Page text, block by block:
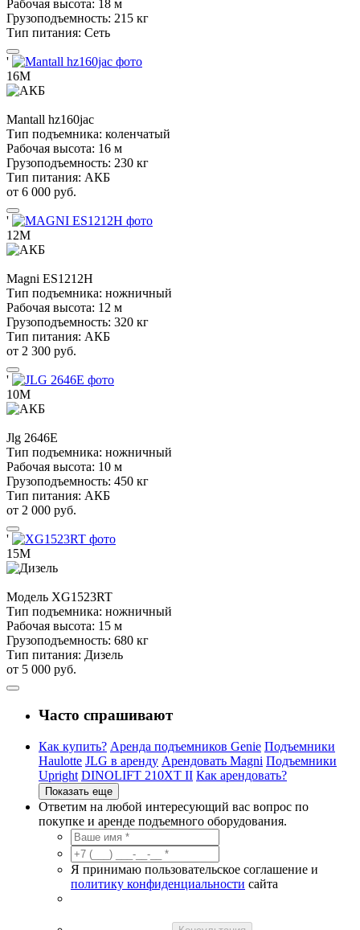
Рабочая высота: 18 м
Грузоподъемность: 215 кг
Тип питания: Сеть
'
16М
Mantall hz160jac
Тип подъемника: коленчатый
Рабочая высота: 16 м
Грузоподъемность: 230 кг
Тип питания: АКБ
от 6 000 руб.
'
12М
Magni ES1212H
Тип подъемника: ножничный
Рабочая высота: 12 м
Грузоподъемность: 320 кг
Тип питания: АКБ
от 2 300 руб.
'
10М
Jlg 2646E
Тип подъемника: ножничный
Рабочая высота: 10 м
Грузоподъемность: 450 кг
Тип питания: АКБ
от 2 000 руб.
'
15М
Модель XG1523RT
Тип подъемника: ножничный
Рабочая высота: 15 м
Грузоподъемность: 680 кг
Тип питания: Дизель
от 5 000 руб.
Часто спрашивают
Как купить? Аренда подъемников Genie Подъемники
Haulotte JLG в аренду Арендовать Magni Подъемники
Upright DINOLIFT 210XT II Как арендовать?
Показать еще
Ответим на любой интересующий вас вопрос по
покупке и аренде подъемного оборудования.
Я принимаю пользовательское соглашение и
политику конфиденциальности сайта